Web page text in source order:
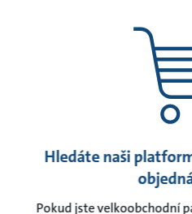
Hledáte naši
Pokud jste velkoobchodní